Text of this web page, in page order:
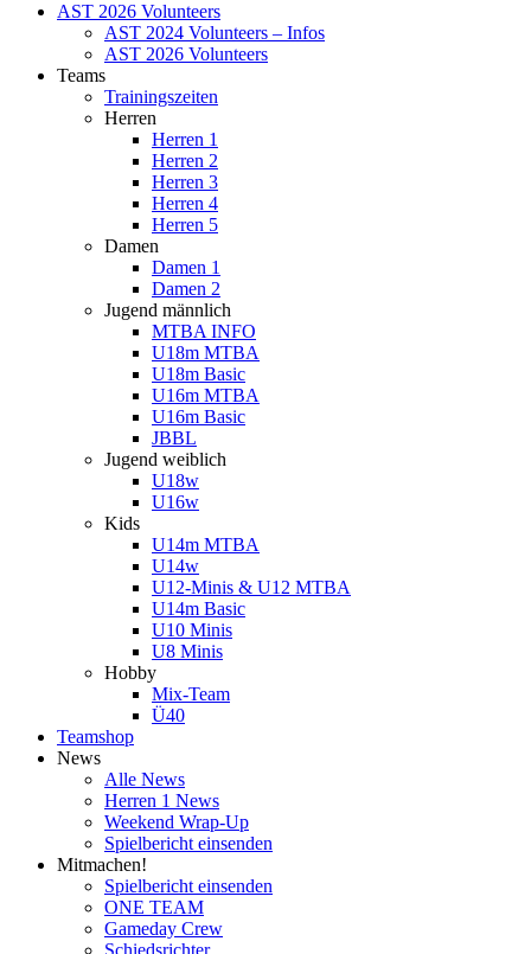
AST 2026 Volunteers
AST 2024 Volunteers – Infos
AST 2026 Volunteers
Teams
Trainingszeiten
Herren
Herren 1
Herren 2
Herren 3
Herren 4
Herren 5
Damen
Damen 1
Damen 2
Jugend männlich
MTBA INFO
U18m MTBA
U18m Basic
U16m MTBA
U16m Basic
JBBL
Jugend weiblich
U18w
U16w
Kids
U14m MTBA
U14w
U12-Minis & U12 MTBA
U14m Basic
U10 Minis
U8 Minis
Hobby
Mix-Team
Ü40
Teamshop
News
Alle News
Herren 1 News
Weekend Wrap-Up
Spielbericht einsenden
Mitmachen!
Spielbericht einsenden
ONE TEAM
Gameday Crew
Schiedsrichter